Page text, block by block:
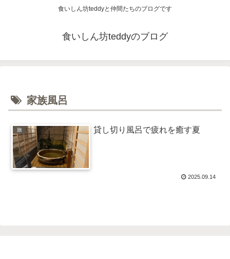
食いしん坊teddyと仲間たちのブログです
食いしん坊teddyのブログ
家族風呂
旅 貸し切り風呂で疲れを癒す夏
2025.09.14